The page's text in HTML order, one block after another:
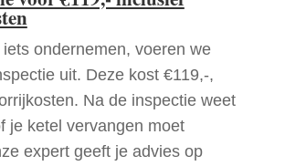
ondernemen, voeren we
uit. Deze kost €119,-,
Na de inspectie weet
je ketel vervangen moet
expert geeft je advies op